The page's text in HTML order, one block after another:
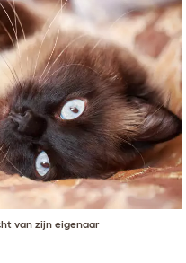
van zijn eigenaar